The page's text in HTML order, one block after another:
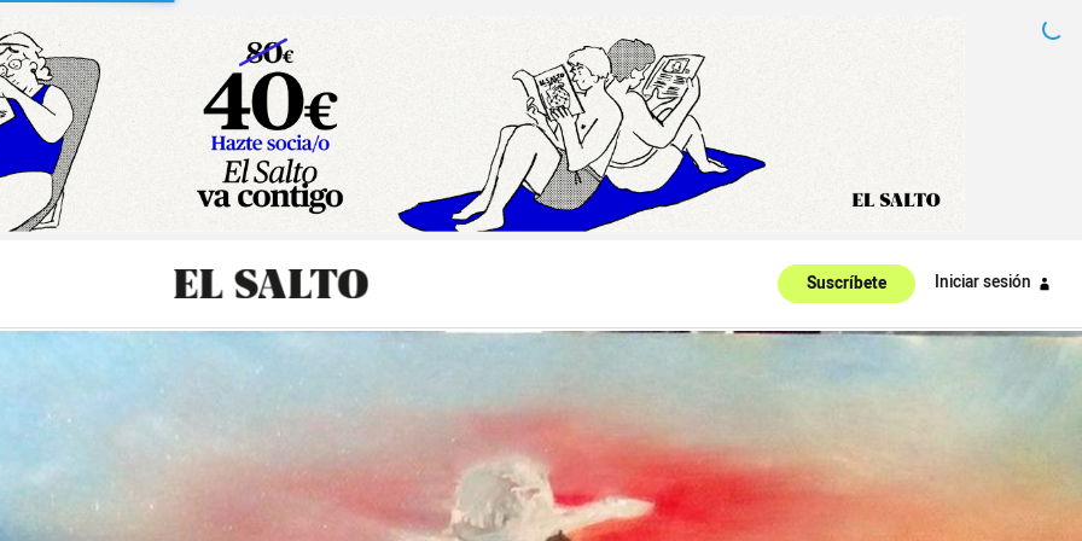
Suscríbete Iniciar sesión